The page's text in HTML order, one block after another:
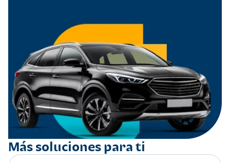
Más soluciones para ti